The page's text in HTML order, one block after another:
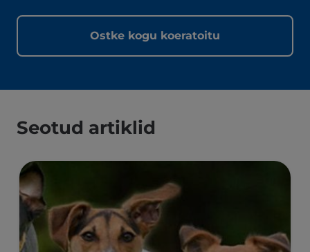
Ostke kogu koeratoitu
Seotud artiklid